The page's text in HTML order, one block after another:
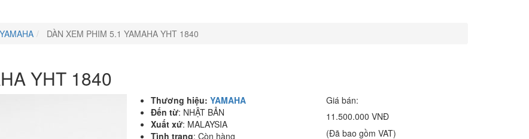
YAMAHA DÀN XEM PHIM 5.1 YAMAHA YHT 1840
YHT 1840
Thương hiệu: YAMAHA
Đến từ: NHẬT BẢN
Xuất xứ: MALAYSIA
Tình trạng: Còn hàng
Giá bán:
11.500.000 VNĐ
(Đã bao gồm VAT)